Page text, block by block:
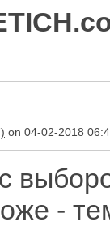
on 04-02-2018
-